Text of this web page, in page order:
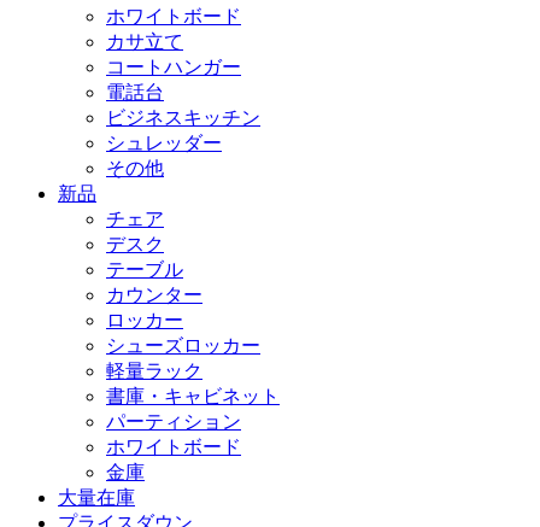
ホワイトボード
カサ立て
コートハンガー
電話台
ビジネスキッチン
シュレッダー
その他
新品
チェア
デスク
テーブル
カウンター
ロッカー
シューズロッカー
軽量ラック
書庫・キャビネット
パーティション
ホワイトボード
金庫
大量在庫